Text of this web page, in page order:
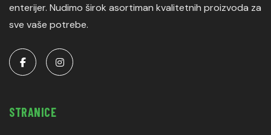
enterijer. Nudimo širok asortiman kvalitetnih proizvoda za
sve vaše potrebe.
STRANICE